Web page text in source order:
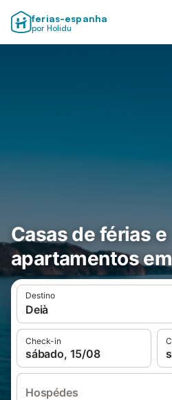
ferias-espanha
por Holidu
Casas de férias e
apartamentos
Destino
Deià
Check-in
sábado, 15/08
Hospédes